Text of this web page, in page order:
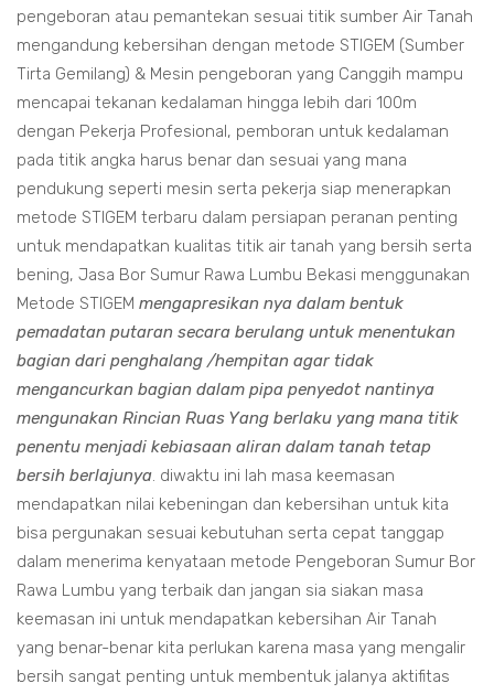
pengeboran atau pemantekan sesuai titik sumber Air Tanah
mengandung kebersihan dengan metode STIGEM (Sumber
Tirta Gemilang) & Mesin pengeboran yang Canggih mampu
mencapai tekanan kedalaman hingga lebih dari 100m
dengan Pekerja Profesional, pemboran untuk kedalaman
pada titik angka harus benar dan sesuai yang mana
pendukung seperti mesin serta pekerja siap menerapkan
metode STIGEM terbaru dalam persiapan peranan penting
untuk mendapatkan kualitas titik air tanah yang bersih serta
bening, Jasa Bor Sumur Rawa Lumbu Bekasi menggunakan
Metode STIGEM mengapresikan nya dalam bentuk
pemadatan putaran secara berulang untuk menentukan
bagian dari penghalang /hempitan agar tidak
mengancurkan bagian dalam pipa penyedot nantinya
mengunakan Rincian Ruas Yang berlaku yang mana titik
penentu menjadi kebiasaan aliran dalam tanah tetap
bersih berlajunya. diwaktu ini lah masa keemasan
mendapatkan nilai kebeningan dan kebersihan untuk kita
bisa pergunakan sesuai kebutuhan serta cepat tanggap
dalam menerima kenyataan metode Pengeboran Sumur Bor
Rawa Lumbu yang terbaik dan jangan sia siakan masa
keemasan ini untuk mendapatkan kebersihan Air Tanah
yang benar-benar kita perlukan karena masa yang mengalir
bersih sangat penting untuk membentuk jalanya aktifitas